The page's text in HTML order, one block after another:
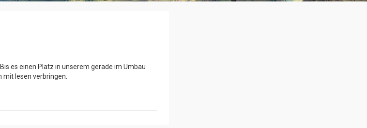
es einen Platz in unserem gerade im Umbau
lesen verbringen.